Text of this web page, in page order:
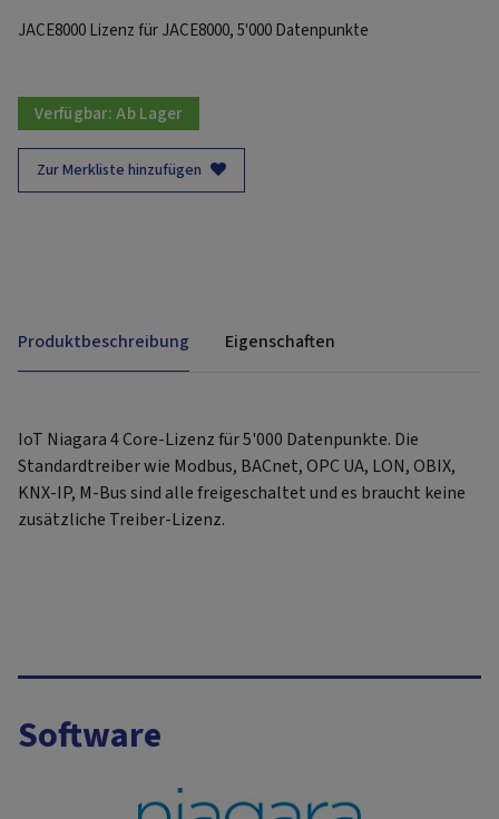
JACE8000 Lizenz für JACE8000, 5'000 Datenpunkte
Verfügbar:Ab Lager
Zur Merkliste hinzufügen
Produktbeschreibung Eigenschaften
IoT Niagara 4 Core-Lizenz für 5'000 Datenpunkte. Die
Standardtreiber wie Modbus, BACnet, OPC UA, LON, OBIX,
KNX-IP, M-Bus sind alle freigeschaltet und es braucht keine
zusätzliche Treiber-Lizenz.
Software